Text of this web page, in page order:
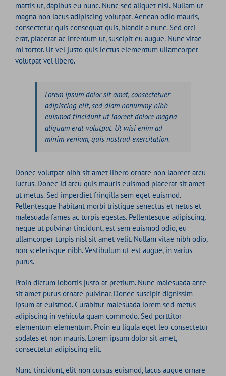
mattis ut, dapibus eu nunc. Nunc sed aliquet nisi. Nullam ut
magna non lacus adipiscing volutpat. Aenean odio mauris,
consectetur quis consequat quis, blandit a nunc. Sed orci
erat, placerat ac interdum ut, suscipit eu augue. Nunc vitae
mi tortor. Ut vel justo quis lectus elementum ullamcorper
volutpat vel libero.
Lorem ipsum dolor sit amet, consectetuer
adipiscing elit, sed diam nonummy nibh
euismod tincidunt ut laoreet dolore magna
aliquam erat volutpat. Ut wisi enim ad
minim veniam, quis nostrud exercitation.
Donec volutpat nibh sit amet libero ornare non laoreet arcu
luctus. Donec id arcu quis mauris euismod placerat sit amet
ut metus. Sed imperdiet fringilla sem eget euismod.
Pellentesque habitant morbi tristique senectus et netus et
malesuada fames ac turpis egestas. Pellentesque adipiscing,
neque ut pulvinar tincidunt, est sem euismod odio, eu
ullamcorper turpis nisl sit amet velit. Nullam vitae nibh odio,
non scelerisque nibh. Vestibulum ut est augue, in varius
purus.
Proin dictum lobortis justo at pretium. Nunc malesuada ante
sit amet purus ornare pulvinar. Donec suscipit dignissim
ipsum at euismod. Curabitur malesuada lorem sed metus
adipiscing in vehicula quam commodo. Sed porttitor
elementum elementum. Proin eu ligula eget leo consectetur
sodales et non mauris. Lorem ipsum dolor sit amet,
consectetur adipiscing elit.
Nunc tincidunt, elit non cursus euismod, lacus augue ornare